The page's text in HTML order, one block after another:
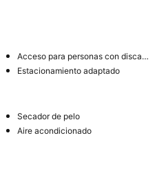
Acceso para personas con discapacidad
Estacionamiento adaptado
Secador de pelo
Aire acondicionado